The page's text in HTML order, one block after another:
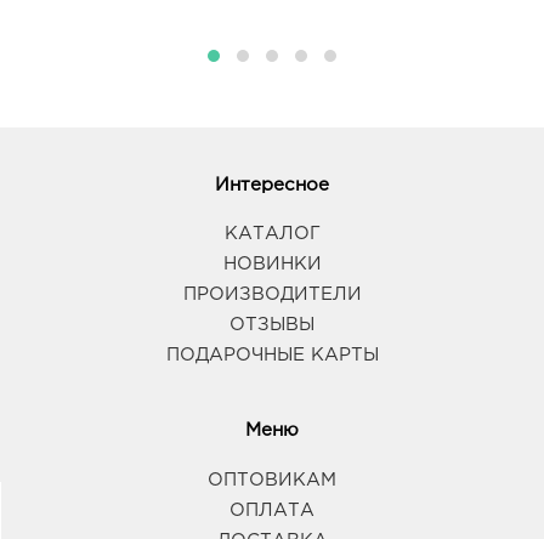
Интересное
КАТАЛОГ
НОВИНКИ
ПРОИЗВОДИТЕЛИ
ОТЗЫВЫ
ПОДАРОЧНЫЕ КАРТЫ
Меню
ОПТОВИКАМ
ОПЛАТА